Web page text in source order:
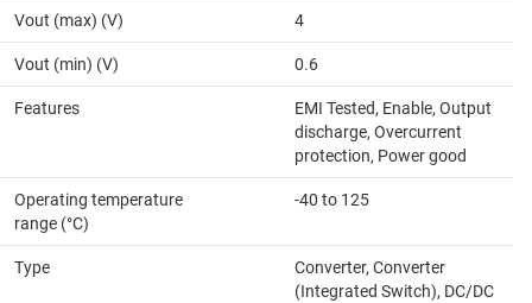
Vout (max) (V) 4
Vout (min) (V) 0.6
Features
EMI Tested, Enable, Output
discharge, Overcurrent
protection, Power good
Operating temperature
range (°C)
-40 to 125
Type
Converter, Converter
(Integrated Switch), DC/DC